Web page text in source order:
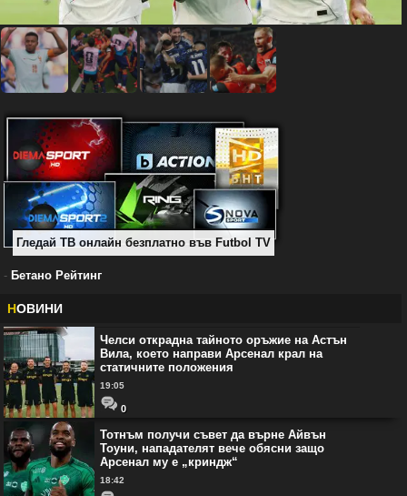
Гледай ТВ онлайн безплатно във Futbol TV
- Бетано Рейтинг
НОВИНИ
Челси открадна тайното оръжие на Астън
Вила, което направи Арсенал крал на
статичните положения
19:05
0
Тотнъм получи съвет да върне Айвън
Тоуни, нападателят вече обясни защо
Арсенал му е „криндж“
18:42